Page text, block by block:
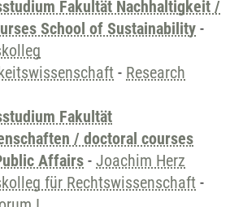
Fakultät Nachhaltigkeit /
School of Sustainability -
- Research
Fakultät
/ doctoral courses
Affairs - Joachim Herz
für Rechtswissenschaft -